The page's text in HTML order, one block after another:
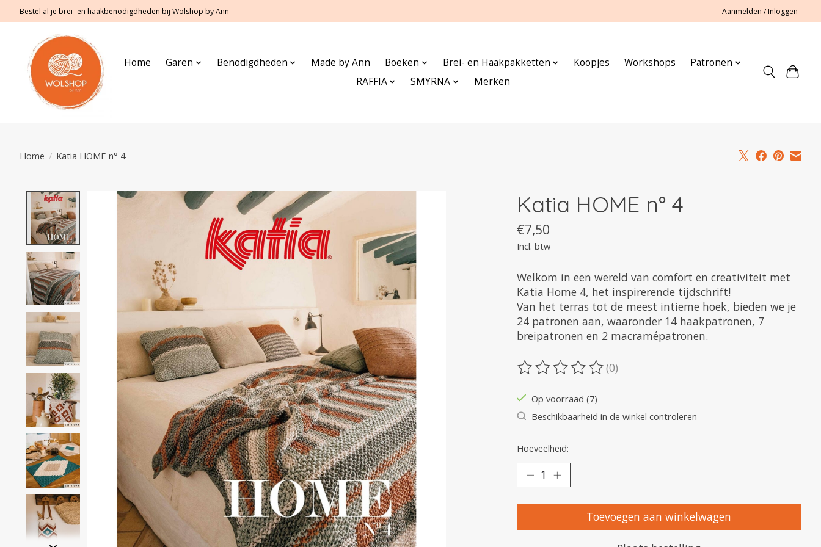
Bestel al je brei- en haakbenodigdheden bij Wolshop by Ann Aanmelden / Inloggen
Home Garen Benodigdheden Made by Ann Boeken Brei- en Haakpakketten Koopjes Workshops
Patronen
RAFFIA
SMYRNA Merken
Home / Katia HOME n° 4
Product image slideshow Items Katia HOME n° 4
€7,50
Incl. btw
Welkom in een wereld van comfort en creativiteit met
Katia Home 4, het inspirerende tijdschrift!
Van het terras tot de meest intieme hoek, bieden we je
24 patronen aan, waaronder 14 haakpatronen, 7
breipatronen en 2 macramépatronen.
De beoordeling van dit product is
(0)
Op voorraad (7)
Beschikbaarheid in de winkel controleren
Hoeveelheid:
Toevoegen aan winkelwagen